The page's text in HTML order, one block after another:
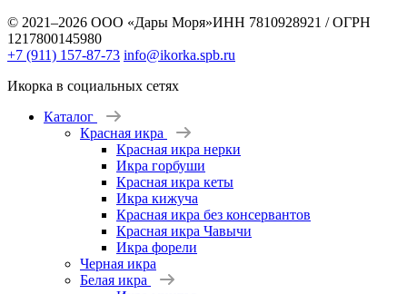
© 2021–2026 ООО «Дары Моря»ИНН 7810928921 / ОГРН
1217800145980
+7 (911) 157-87-73 info@ikorka.spb.ru
Икорка в социальных сетях
Каталог
Красная икра
Красная икра нерки
Икра горбуши
Красная икра кеты
Икра кижуча
Красная икра без консервантов
Красная икра Чавычи
Икра форели
Черная икра
Белая икра